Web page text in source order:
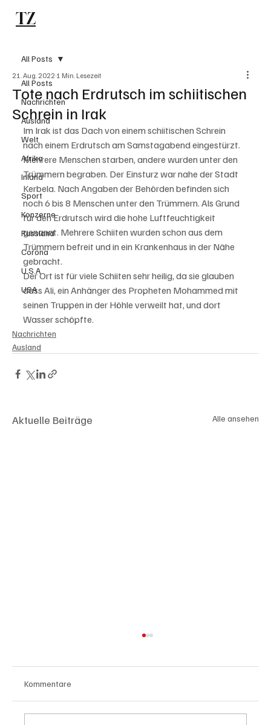
TZ
All Posts
Nachrichten
Ausland
Welt
Afrika
Inland
Sport
Konzerne
Russland
Corona
U.S.A
USA
All Posts
Tote nach Erdrutsch im schiitischen
Schrein in Irak
21. Aug. 2022 1 Min. Lesezeit
Im Irak ist das Dach von einem schiitischen Schrein
nach einem Erdrutsch am Samstagabend eingestürzt.
Mehrere Menschen starben, andere wurden unter den
Trümmern begraben. Der Einsturz war nahe der Stadt
Kerbela. Nach Angaben der Behörden befinden sich
noch 6 bis 8 Menschen unter den Trümmern. Als Grund
für den Erdrutsch wird die hohe Luftfeuchtigkeit
genannt. Mehrere Schiiten wurden schon aus dem
Trümmern befreit und in ein Krankenhaus in der Nähe
gebracht.
Der Ort ist für viele Schiiten sehr heilig, da sie glauben
dass Ali, ein Anhänger des Propheten Mohammed mit
seinen Truppen in der Höhle verweilt hat, und dort
Wasser schöpfte.
Nachrichten
Ausland
Aktuelle Beiträge Alle ansehen
Kommentare